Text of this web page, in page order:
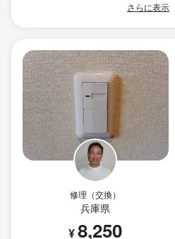
さらに表示
修理（交換）
兵庫県
¥8,250